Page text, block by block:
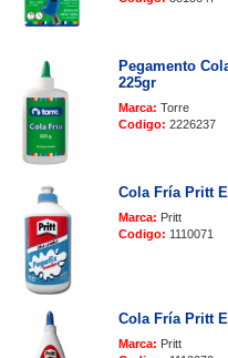
Pegamento
225gr
Marca: Torre
Codigo: 2226237
Cola Fría Pritt
Marca: Pritt
Codigo: 1110071
Cola Fría Pritt
Marca: Pritt